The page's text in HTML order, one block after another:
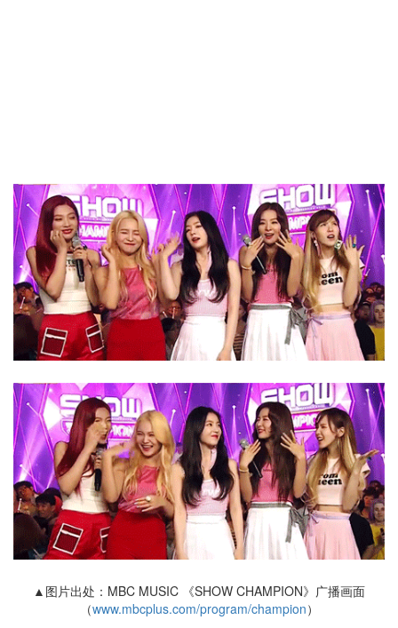
▲图片出处：MBC MUSIC 《SHOW CHAMPION》广播画面
（www.mbcplus.com/program/champion）